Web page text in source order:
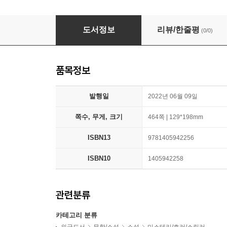
Apples Never Fall
도서정보 리뷰/한줄평 (0/0)
품목정보
발행일 2022년 06월 09일
쪽수, 무게, 크기 464쪽 | 129*198mm
ISBN13 9781405942256
ISBN10 1405942258
관련분류
카테고리 분류